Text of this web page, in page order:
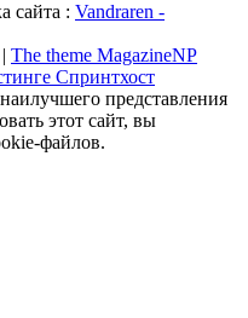
сайта : Vandraren -
The theme MagazineNP
Спринтхост
представления
этот сайт, вы
файлов.